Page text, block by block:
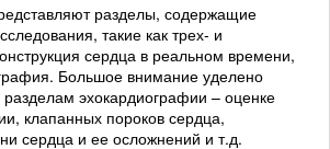
разделы, содержащие
такие как трех- и
сердца в реальном времени,
Большое внимание уделено
разделам эхокардиографии – оценке
клапанных пороков сердца,
сердца и ее осложнений и т.д.